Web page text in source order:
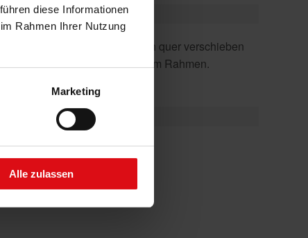
diese Informationen
Rahmen Ihrer Nutzung
Marketing
Alle zulassen
verschwindet platzsparend im Rahmen.